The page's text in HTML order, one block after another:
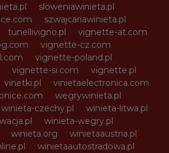
sloweniawinieta.pl
szwajcariawinieta.pl
tunellivigno.pl
vignette-at.com
vignette-cz.com
vignette-poland.pl
vignette-si.com
vignette.pl
vinetki.pl
vinietaelectronica.com
wegrywinieta.pl
winieta-czechy.pl
winieta-litwa.pl
winieta-wegry.pl
winieta.org
winietaaustria.pl
winietaautostradowa.pl